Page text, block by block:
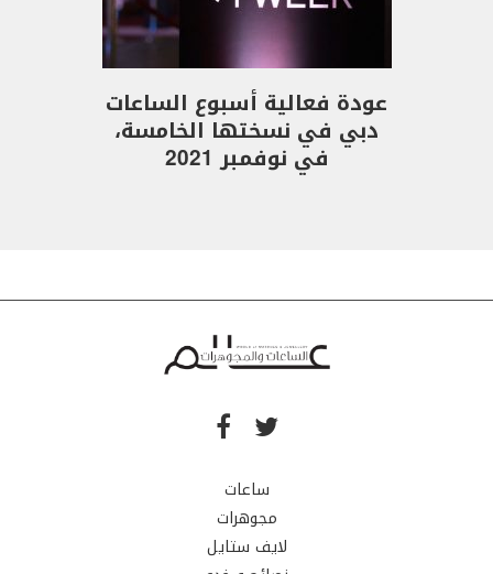
عودة فعالية أسبوع الساعات
دبي في نسختها الخامسة،
في نوفمبر 2021
ساعات
مجوهرات
لايف ستايل